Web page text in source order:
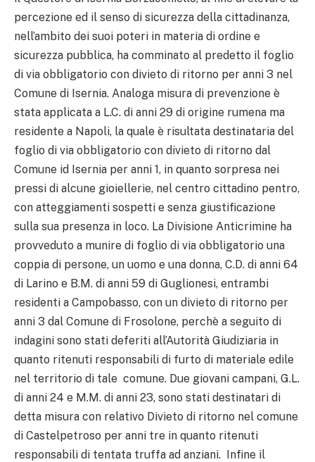
percezione ed il senso di sicurezza della cittadinanza,
nell’ambito dei suoi poteri in materia di ordine e
sicurezza pubblica, ha comminato al predetto il foglio
di via obbligatorio con divieto di ritorno per anni 3 nel
Comune di Isernia. Analoga misura di prevenzione è
stata applicata a L.C. di anni 29 di origine rumena ma
residente a Napoli, la quale è risultata destinataria del
foglio di via obbligatorio con divieto di ritorno dal
Comune id Isernia per anni 1, in quanto sorpresa nei
pressi di alcune gioiellerie, nel centro cittadino pentro,
con atteggiamenti sospetti e senza giustificazione
sulla sua presenza in loco. La Divisione Anticrimine ha
provveduto a munire di foglio di via obbligatorio una
coppia di persone, un uomo e una donna, C.D. di anni 64
di Larino e B.M. di anni 59 di Guglionesi, entrambi
residenti a Campobasso, con un divieto di ritorno per
anni 3 dal Comune di Frosolone, perchè a seguito di
indagini sono stati deferiti all’Autorità Giudiziaria in
quanto ritenuti responsabili di furto di materiale edile
nel territorio di tale comune. Due giovani campani, G.L.
di anni 24 e M.M. di anni 23, sono stati destinatari di
detta misura con relativo Divieto di ritorno nel comune
di Castelpetroso per anni tre in quanto ritenuti
responsabili di tentata truffa ad anziani. Infine il